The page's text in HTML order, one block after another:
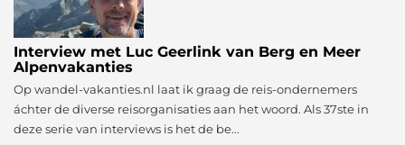
Interview met Luc Geerlink van Berg en Meer
Alpenvakanties
Op wandel-vakanties.nl laat ik graag de reis-ondernemers
áchter de diverse reisorganisaties aan het woord. Als 37ste in
deze serie van interviews is het de be...